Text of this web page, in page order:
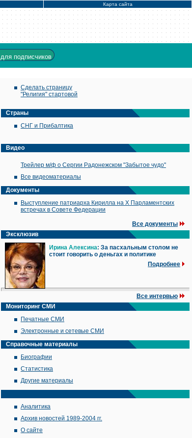
Карта сайта
для подписчиков
Сделать страницу
"Религия" стартовой
Страны
СНГ и Прибалтика
Видео
Трейлер м/ф о Сергии Радонежском "Забытое чудо"
Все видеоматериалы
Документы
Выступление патриарха Кирилла на X Парламентских
встречах в Совете Федерации
Все документы
Эксклюзив
Ирина Алексина: За пасхальным столом не
стоит говорить о деньгах и политике
Подробнее
Все интервью
Мониторинг СМИ
Печатные СМИ
Электронные и сетевые СМИ
Справочные материалы
Биографии
Статистика
Другие материалы
Аналитика
Архив новостей 1989-2004 гг.
О сайте